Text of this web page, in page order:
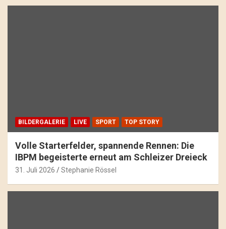
BILDERGALERIE LIVE SPORT TOP STORY
Volle Starterfelder, spannende Rennen: Die
IBPM begeisterte erneut am Schleizer Dreieck
31. Juli 2026 Stephanie Rössel